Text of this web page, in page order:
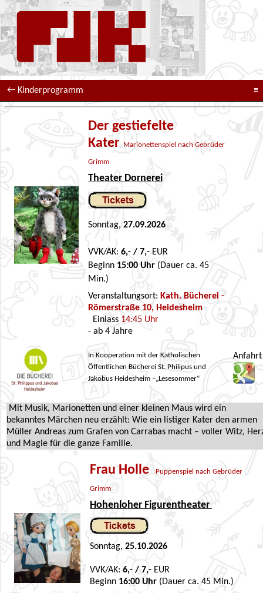
← Kinderprogramm ≡
≡
Der gestiefelte
KaterMarionettenspiel nach Gebrüder
Grimm
Theater Dornerei
Sonntag,27.09.2026
VVK/AK: 6,- / 7,- EUR
Beginn 15:00 Uhr (Dauer ca. 45
Min.)
Veranstaltungsort: Kath. Bücherei -
Römerstraße 10, Heidesheim
Einlass 14:45 Uhr
- ab 4 Jahre
In Kooperation mit der Katholischen
Öffentlichen Bücherei St. Philipus und
Jakobus Heidesheim –„Lesesommer“
Anfahrt
Mit Musik, Marionetten und einer kleinen Maus wird ein
bekanntes Märchen neu erzählt: Wie ein listiger Kater den armen
Müller Andreas zum Grafen von Carrabas macht – voller Witz,
und Magie für die ganze Familie.
Frau Holle Puppenspiel nach Gebrüder
Grimm
Hohenloher Figurentheater
Sonntag, 25.10.2026
VVK/AK: 6,- / 7,- EUR
Beginn 16:00 Uhr (Dauer ca. 45 Min.)